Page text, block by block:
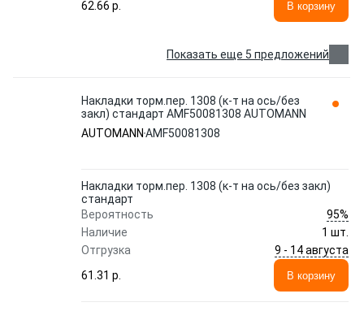
62.66 p. В корзину
Показать еще 5 предложений
Накладки торм.пер. 1308 (к-т на ось/без
закл) стандарт AMF50081308 AUTOMANN
AUTOMANN AMF50081308
Накладки торм.пер. 1308 (к-т на ось/без закл)
стандарт
Вероятность
95%
Наличие
1 шт.
Отгрузка
9 - 14 августа
61.31 p.
В корзину